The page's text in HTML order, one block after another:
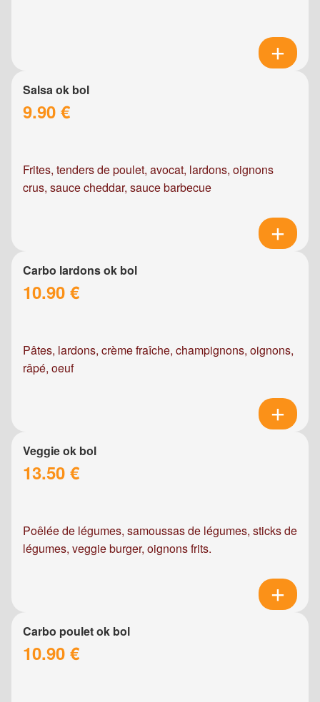
Salsa ok bol
9.90 €
Frites, tenders de poulet, avocat, lardons, oignons
crus, sauce cheddar, sauce barbecue
Carbo lardons ok bol
10.90 €
Pâtes, lardons, crème fraîche, champignons, oignons,
râpé, oeuf
Veggie ok bol
13.50 €
Poêlée de légumes, samoussas de légumes, sticks de
légumes, veggie burger, oignons frits.
Carbo poulet ok bol
10.90 €